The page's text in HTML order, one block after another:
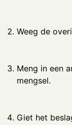
Weeg de
Meng in een
mengsel.
Giet het